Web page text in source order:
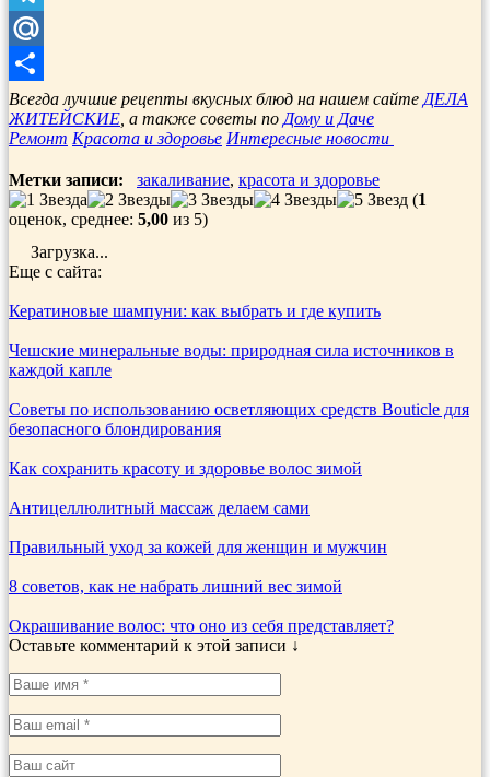
Telegram
Mail.Ru
Отправить
Всегда лучшие рецепты вкусных блюд на нашем сайте ДЕЛА
ЖИТЕЙСКИЕ , а также советы по Дому и Даче
Ремонт Красота и здоровье Интересные новости
Метки записи: закаливание, красота и здоровье
(1
оценок, среднее: 5,00 из 5)
Загрузка...
Еще с сайта:
Кератиновые шампуни: как выбрать и где купить
Чешские минеральные воды: природная сила источников в
каждой капле
Советы по использованию осветляющих средств Bouticle для
безопасного блондирования
Как сохранить красоту и здоровье волос зимой
Антицеллюлитный массаж делаем сами
Правильный уход за кожей для женщин и мужчин
8 советов, как не набрать лишний вес зимой
Окрашивание волос: что оно из себя представляет?
Оставьте комментарий к этой записи ↓